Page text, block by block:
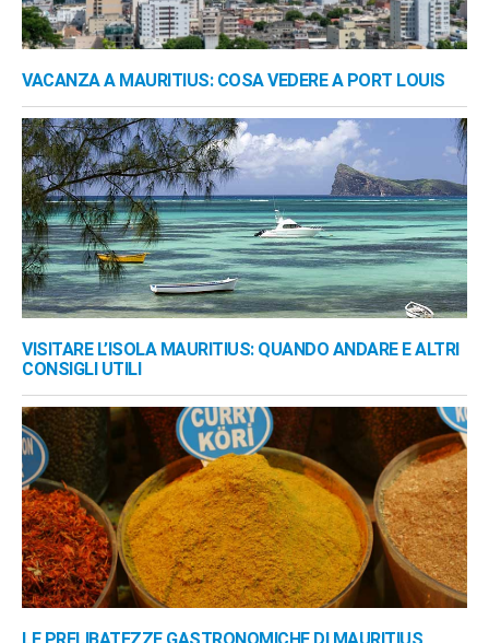
VACANZA A MAURITIUS: COSA VEDERE A PORT LOUIS
VISITARE L’ISOLA MAURITIUS: QUANDO ANDARE E ALTRI
CONSIGLI UTILI